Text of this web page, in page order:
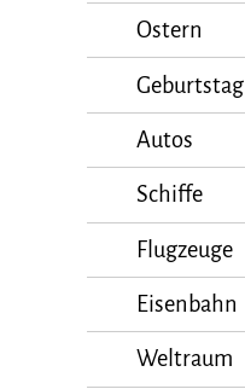
Ostern
Geburtstag
Autos
Schiffe
Flugzeuge
Eisenbahn
Weltraum